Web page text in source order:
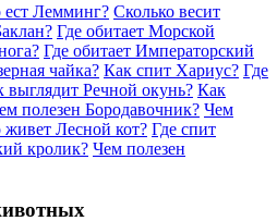
ест Лемминг? Сколько весит
Где обитает Морской
Где обитает Императорский
чайка? Как спит Хариус? Где
выглядит Речной окунь? Как
полезен Бородавочник? Чем
живет Лесной кот? Где спит
кролик? Чем полезен